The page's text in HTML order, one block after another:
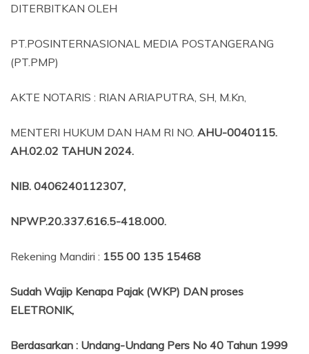
DITERBITKAN OLEH
PT.POSINTERNASIONAL MEDIA POSTANGERANG
(PT.PMP)
AKTE NOTARIS : RIAN ARIAPUTRA, SH, M.Kn,
MENTERI HUKUM DAN HAM RI NO. AHU-0040115.
AH.02.02 TAHUN 2024.
NIB. 0406240112307,
NPWP.20.337.616.5-418.000.
Rekening Mandiri : 155 00 135 15468
Sudah Wajip Kenapa Pajak (WKP) DAN proses
ELETRONIK,
Berdasarkan : Undang-Undang Pers No 40 Tahun 1999